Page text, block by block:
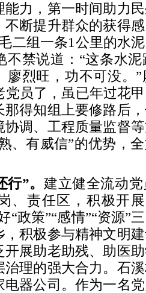
力，第一时间助力
不断提升群众的获得
二组一条1公里的水
不禁说道：“这条水
廖烈旺，功不可没。
党员了，虽已年过花
得知组上要修路后
调、工程质量监督
、有威信”的优势，
”。 建立健全流动
、责任区，积极开
“政策”“感情”“资源”
，积极参与精神文明
展助老助残、助医
理的强大合力。石
电器公司。作为一名